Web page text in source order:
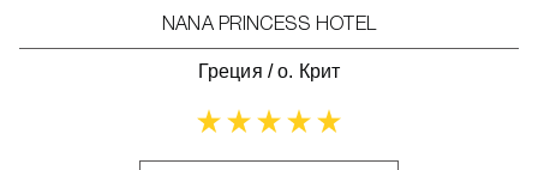
NANA PRINCESS HOTEL
Греция /о. Крит